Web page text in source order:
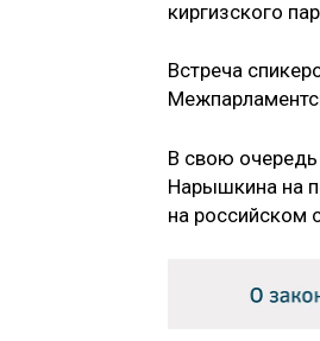
киргизского
Встреча
В свою очередь
Нарышкина на
на российском